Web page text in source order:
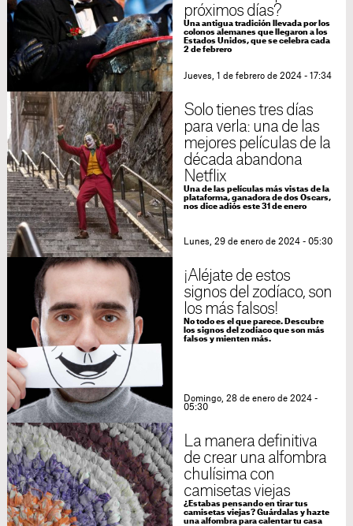
próximos días?
Una antigua tradición llevada por los
colonos alemanes que llegaron a los
Estados Unidos, que se celebra cada
2 de febrero
Jueves, 1 de febrero de 2024 - 17:34
Solo tienes tres días
para verla: una de las
mejores películas de la
década abandona
Netflix
Una de las películas más vistas de la
plataforma, ganadora de dos Oscars,
nos dice adiós este 31 de enero
Lunes, 29 de enero de 2024 - 05:30
¡Aléjate de estos
signos del zodíaco, son
los más falsos!
No todo es el que parece. Descubre
los signos del zodíaco que son más
falsos y mienten más.
Domingo, 28 de enero de 2024 -
05:30
La manera definitiva
de crear una alfombra
chulísima con
camisetas viejas
¿Estabas pensando en tirar tus
camisetas viejas? Guárdalas y hazte
una alfombra para calentar tu casa